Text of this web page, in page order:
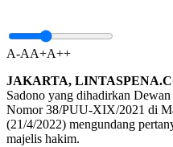
A-AA+A++
JAKARTA,
Sadono yang dihadirkan
Nomor 38/PUU-XIX/2021 di
(21/4/2022) mengundang
majelis hakim.